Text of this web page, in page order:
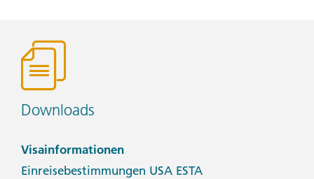
Downloads
Visainformationen
Einreisebestimmungen USA ESTA